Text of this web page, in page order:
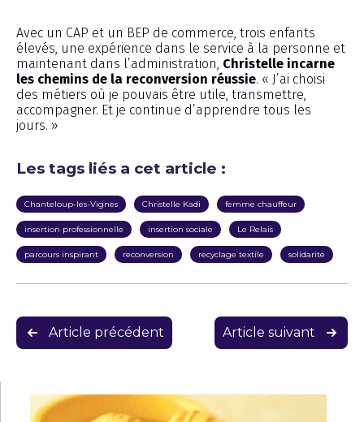
Avec un CAP et un BEP de commerce, trois enfants
élevés, une expérience dans le service à la personne et
maintenant dans l’administration, Christelle incarne
les chemins de la reconversion réussie. « J’ai choisi
des métiers où je pouvais être utile, transmettre,
accompagner. Et je continue d’apprendre tous les
jours. »
Les tags liés a cet article :
Chante­loup-les-Vignes Christelle Kadi femme chauffeur
insertion professionnelle insertion sociale Le Relais
parcours inspirant reconversion recyclage textile solidarité
Navigation
de
Article précédent Article suivant